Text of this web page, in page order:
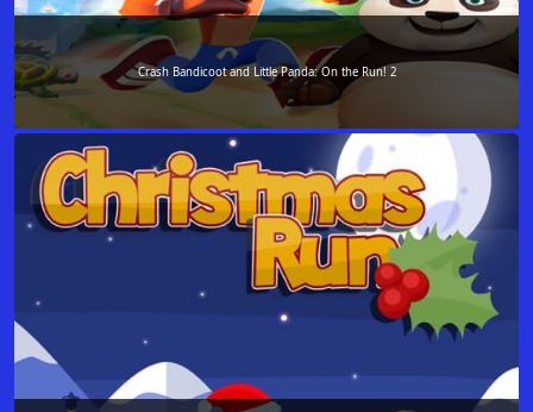
Crash Bandicoot and Little Panda: On the Run! 2